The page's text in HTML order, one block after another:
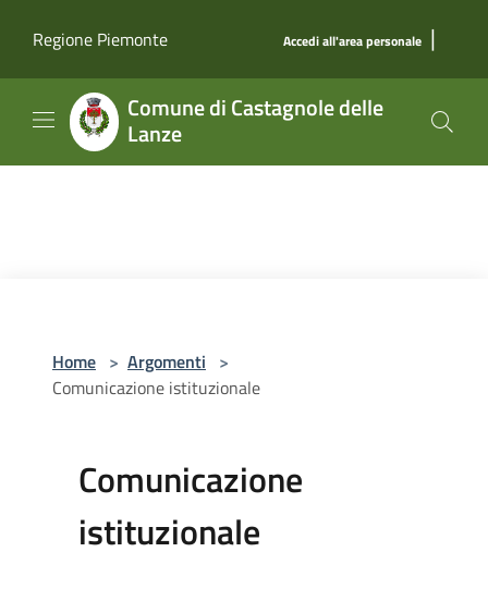
Regione Piemonte
Accedi all'area personale |
Comune di Castagnole delle
Lanze
Home > Argomenti >
Comunicazione istituzionale
Comunicazione
istituzionale